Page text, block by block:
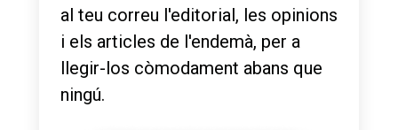
al teu correu l'editorial, les opinions
i els articles de l'endemà, per a
llegir-los còmodament abans que
ningú.